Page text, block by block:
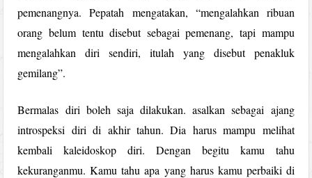
pemenangnya. Pepatah mengatakan, “mengalahkan ribuan
orang belum tentu disebut sebagai pemenang, tapi mampu
mengalahkan diri sendiri, itulah yang disebut penakluk
gemilang”.
Bermalas diri boleh saja dilakukan. asalkan sebagai ajang
introspeksi diri di akhir tahun. Dia harus mampu melihat
kembali kaleidoskop diri. Dengan begitu kamu tahu
kekuranganmu. Kamu tahu apa yang harus kamu perbaiki di